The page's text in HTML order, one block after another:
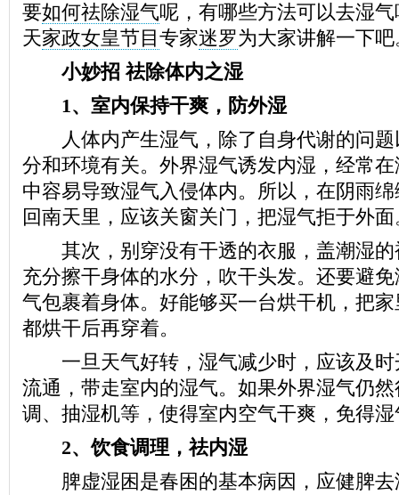
要如何祛除湿气呢，有哪些方法可以去湿
天家政女皇节目专家迷罗为大家讲解一下吧
小妙招 祛除体内之湿
1、室内保持干爽，防外湿
人体内产生湿气，除了自身代谢的问题
分和环境有关。外界湿气诱发内湿，经常
中容易导致湿气入侵体内。所以，在阴雨
回南天里，应该关窗关门，把湿气拒于外面
其次，别穿没有干透的衣服，盖潮湿的
充分擦干身体的水分，吹干头发。还要避
气包裹着身体。好能够买一台烘干机，把
都烘干后再穿着。
一旦天气好转，湿气减少时，应该及时
流通，带走室内的湿气。如果外界湿气仍
调、抽湿机等，使得室内空气干爽，免得
2、饮食调理，祛内湿
脾虚湿困是春困的基本病因，应健脾去